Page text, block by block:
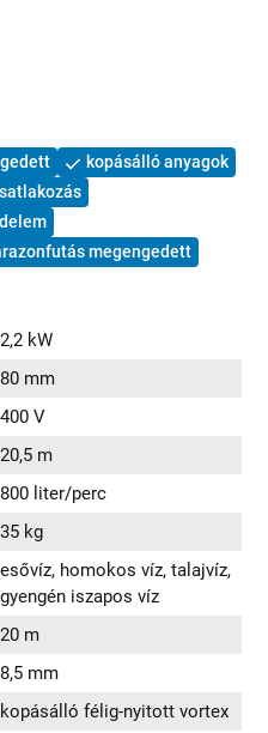
kopásálló anyagok
megengedett
2,2 kW
80 mm
400 V
20,5 m
800 liter/perc
35 kg
esővíz, homokos víz, talajvíz,
gyengén iszapos víz
20 m
8,5 mm
kopásálló félig-nyitott vortex